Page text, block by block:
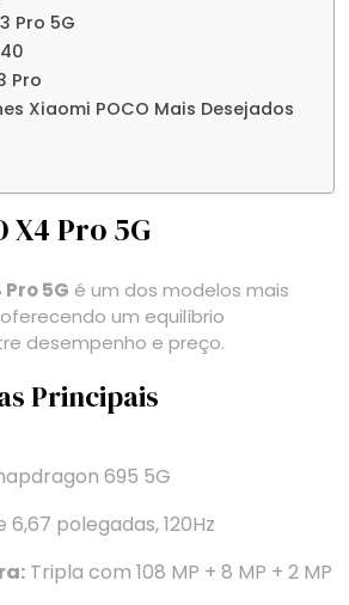
Pro 5G
Pro
Xiaomi POCO Mais Desejados
X4 Pro 5G
Pro 5G é um dos modelos mais
um equilíbrio
desempenho e preço.
Principais
695 5G
6,67 polegadas, 120Hz
Tripla com 108 MP + 8 MP + 2 MP